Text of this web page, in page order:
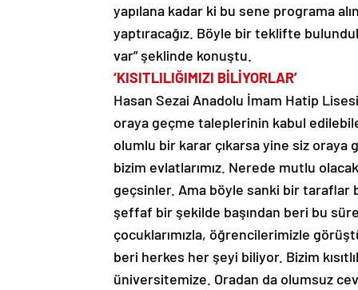
yapılana kadar ki bu sene programa
yaptıracağız. Böyle bir teklifte
var” şeklinde konuştu.
‘KISITLILIĞIMIZI BİLİYORLAR’
Hasan Sezai Anadolu İmam Hatip
oraya geçme taleplerinin kabul
olumlu bir karar çıkarsa yine siz oraya
bizim evlatlarımız. Nerede mutlu
geçsinler. Ama böyle sanki bir taraflar
şeffaf bir şekilde başından beri bu
çocuklarımızla, öğrencilerimizle
beri herkes her şeyi biliyor. Bizim
üniversitemize. Oradan da olumsuz